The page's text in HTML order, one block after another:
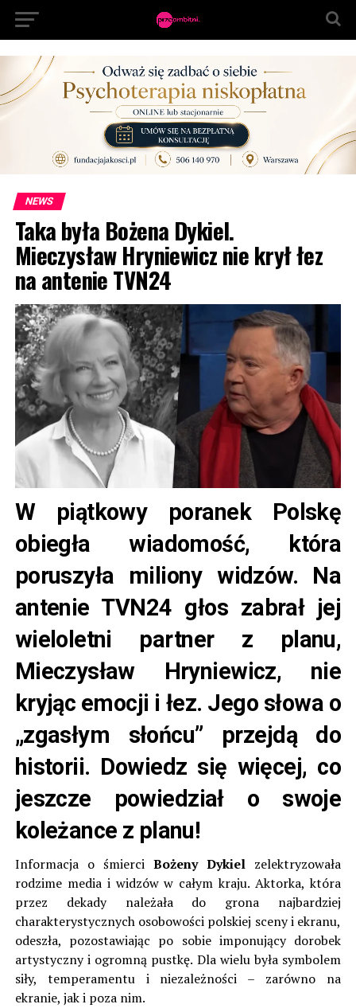
NEWS
Taka była Bożena Dykiel.
Mieczysław Hryniewicz nie krył łez
na antenie TVN24
W piątkowy poranek Polskę
obiegła wiadomość, która
poruszyła miliony widzów. Na
antenie TVN24 głos zabrał jej
wieloletni partner z planu,
Mieczysław Hryniewicz, nie
kryjąc emocji i łez. Jego słowa o
„zgasłym słońcu” przejdą do
historii. Dowiedz się więcej, co
jeszcze powiedział o swoje
koleżance z planu!
Informacja o śmierciBożeny Dykiel zelektryzowała
rodzime media i widzów w całym kraju. Aktorka, która
przez dekady należała do grona najbardziej
charakterystycznych osobowości polskiej sceny i ekranu,
odeszła, pozostawiając po sobie imponujący dorobek
artystyczny i ogromną pustkę. Dla wielu była symbolem
siły, temperamentu i niezależności – zarówno na
ekranie, jak i poza nim.